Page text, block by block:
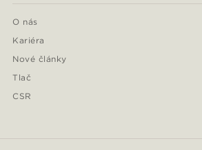
O nás
Kariéra
Nové články
Tlač
CSR